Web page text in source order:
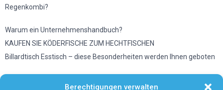
Berechtigungen verwalten
Regenkombi?
Warum ein Unternehmenshandbuch?
KAUFEN SIE KÖDERFISCHE ZUM HECHTFISCHEN
Billardtisch Esstisch – diese Besonderheiten werden Ihnen geboten